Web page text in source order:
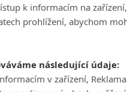
k informacím na
prohlížení, abychom
následující údaje:
v zařízení,
použít "nový recept",
a dalších věcí.
v Austrálii dělat,"
prohranými bitvami: